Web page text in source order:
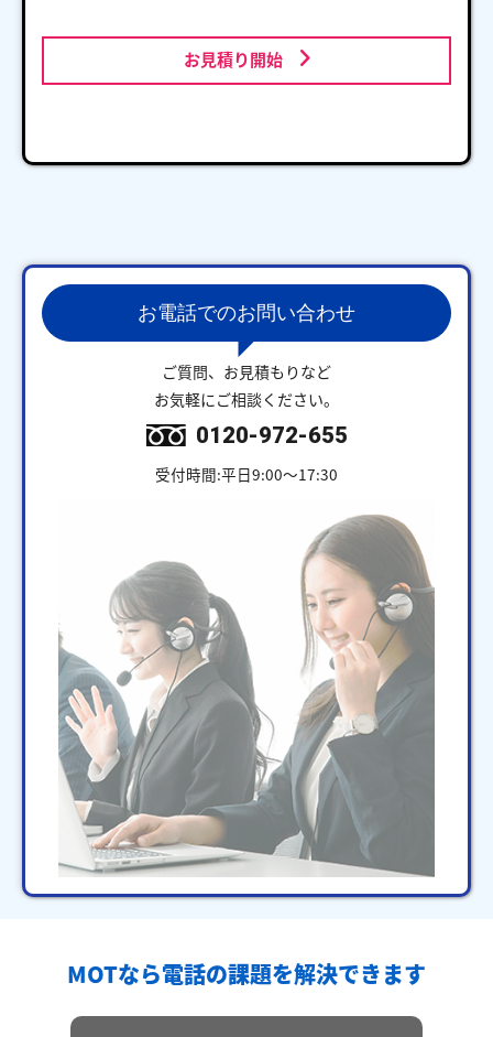
お見積り開始
お電話でのお問い合わせ
ご質問、お見積もりなど
お気軽にご相談ください。
0120-972-655
受付時間:平日9:00～17:30
MOTなら電話の課題を解決できます